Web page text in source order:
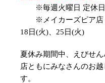
※毎週火曜日 定休日
※メイカーズピア店
18日(火)、25日(火)
夏休み期間中、えびせ
店ともにみなさんのお
す。